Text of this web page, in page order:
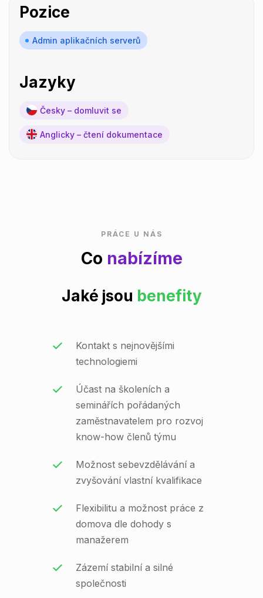
Pozice
Admin aplikačních serverů
Jazyky
Česky – domluvit se
Anglicky – čtení dokumentace
PRÁCE U NÁS
Co nabízíme
Jaké jsou benefity
Kontakt s nejnovějšími
technologiemi
Účast na školeních a
seminářích pořádaných
zaměstnavatelem pro rozvoj
know-how členů týmu
Možnost sebevzdělávání a
zvyšování vlastní kvalifikace
Flexibilitu a možnost práce z
domova dle dohody s
manažerem
Zázemí stabilní a silné
společnosti